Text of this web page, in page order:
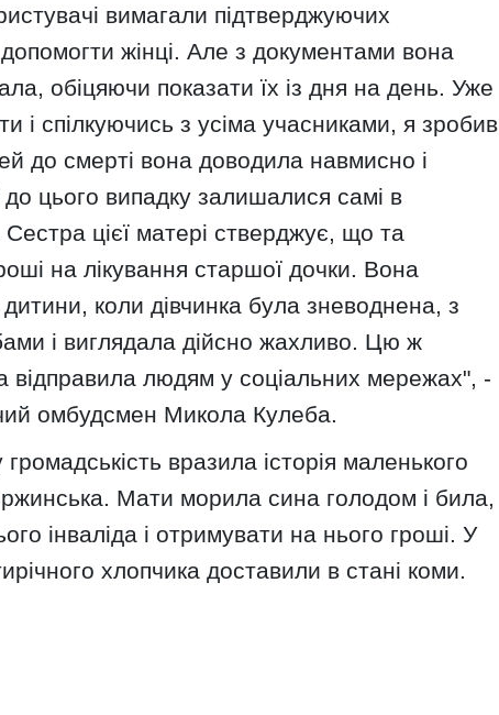
вимагали підтверджуючих
жінці. Але з документами вона
обіцяючи показати їх із дня на день. Уже
і спілкуючись з усіма учасниками, я зробив
до смерті вона доводила навмисно і
до цього випадку залишалися самі в
Сестра цієї матері стверджує, що та
на лікування старшої дочки. Вона
коли дівчинка була зневоднена, з
і виглядала дійсно жахливо. Цю ж
відправила людям у соціальних мережах", -
омбудсмен Микола Кулеба.
громадськість вразила історія маленького
Мати морила сина голодом і била,
інваліда і отримувати на нього гроші. У
хлопчика доставили в стані коми.